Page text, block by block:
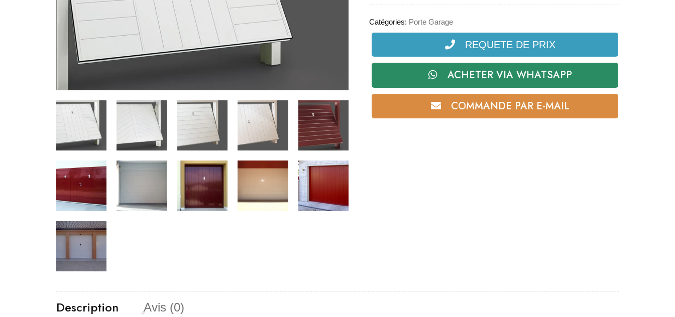
Catégories: Porte Garage
REQUETE DE PRIX
ACHETER VIA WHATSAPP
COMMANDE PAR E-MAIL
Description Avis (0)